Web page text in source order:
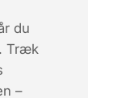
du
Træk
–